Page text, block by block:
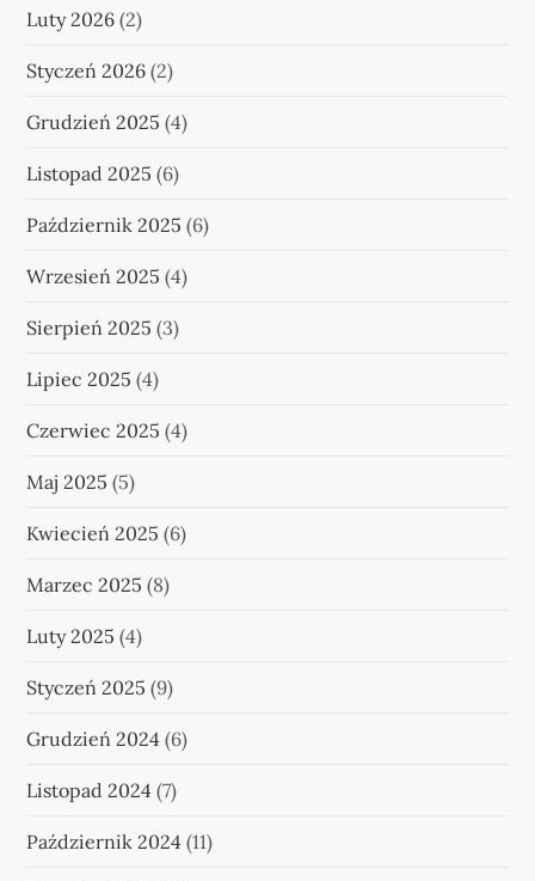
Luty 2026 (2)
Styczeń 2026 (2)
Grudzień 2025 (4)
Listopad 2025 (6)
Październik 2025 (6)
Wrzesień 2025 (4)
Sierpień 2025 (3)
Lipiec 2025 (4)
Czerwiec 2025 (4)
Maj 2025 (5)
Kwiecień 2025 (6)
Marzec 2025 (8)
Luty 2025 (4)
Styczeń 2025 (9)
Grudzień 2024 (6)
Listopad 2024 (7)
Październik 2024 (11)